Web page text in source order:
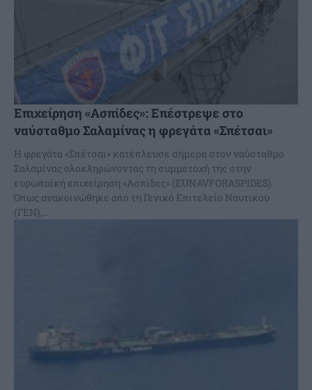
Επιχείρηση «Ασπίδες»: Επέστρεψε στο
ναύσταθμο Σαλαμίνας η φρεγάτα «Σπέτσαι»
Η φρεγάτα «Σπέτσαι» κατέπλευσε σήμερα στον ναύσταθμο
Σαλαμίνας ολοκληρώνοντας τη συμμετοχή της στην
ευρωπαϊκή επιχείρηση «Ασπίδες» (EUNAVFORASPIDES).
Όπως ανακοινώθηκε από τη Γενικό Επιτελείο Ναυτικού
(ΓΕΝ),...